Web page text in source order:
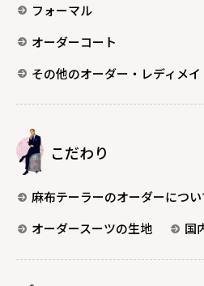
フォーマル
オーダーコート
その他のオーダー・レディメイ
こだわり
麻布テーラーのオーダーについ
オーダースーツの生地
国